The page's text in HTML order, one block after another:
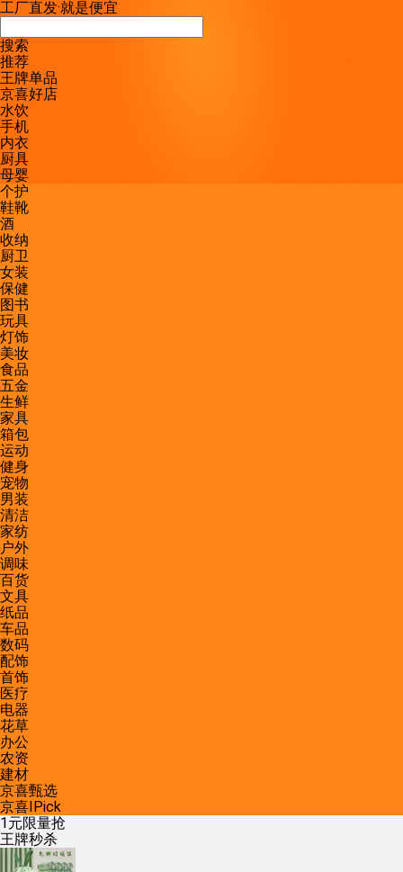
工厂直发·就是便宜
搜索
推荐
王牌单品
京喜好店
水饮
手机
内衣
厨具
母婴
个护
鞋靴
酒
收纳
厨卫
女装
保健
图书
玩具
灯饰
美妆
食品
五金
生鲜
家具
箱包
运动
健身
宠物
男装
清洁
家纺
户外
调味
百货
文具
纸品
车品
数码
配饰
首饰
医疗
电器
花草
办公
农资
建材
京喜甄选
京喜IPick
1元限量抢
王牌秒杀